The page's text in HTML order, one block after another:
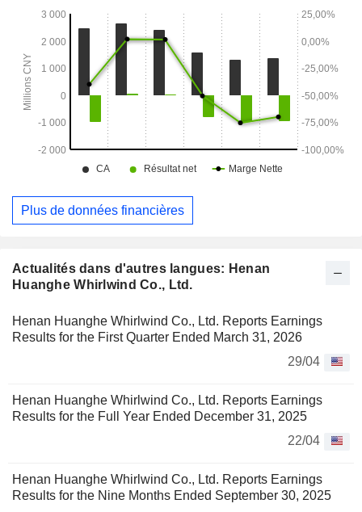
Actualités dans d'autres langues: Henan
Huanghe Whirlwind Co., Ltd.
Henan Huanghe Whirlwind Co., Ltd. Reports Earnings
Results for the First Quarter Ended March 31, 2026
29/04
Henan Huanghe Whirlwind Co., Ltd. Reports Earnings
Results for the Full Year Ended December 31, 2025
22/04
Henan Huanghe Whirlwind Co., Ltd. Reports Earnings
Results for the Nine Months Ended September 30, 2025
Plus de données financières